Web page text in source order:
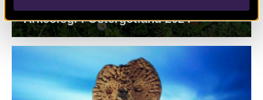
Arkeologi i Östergötland 2024